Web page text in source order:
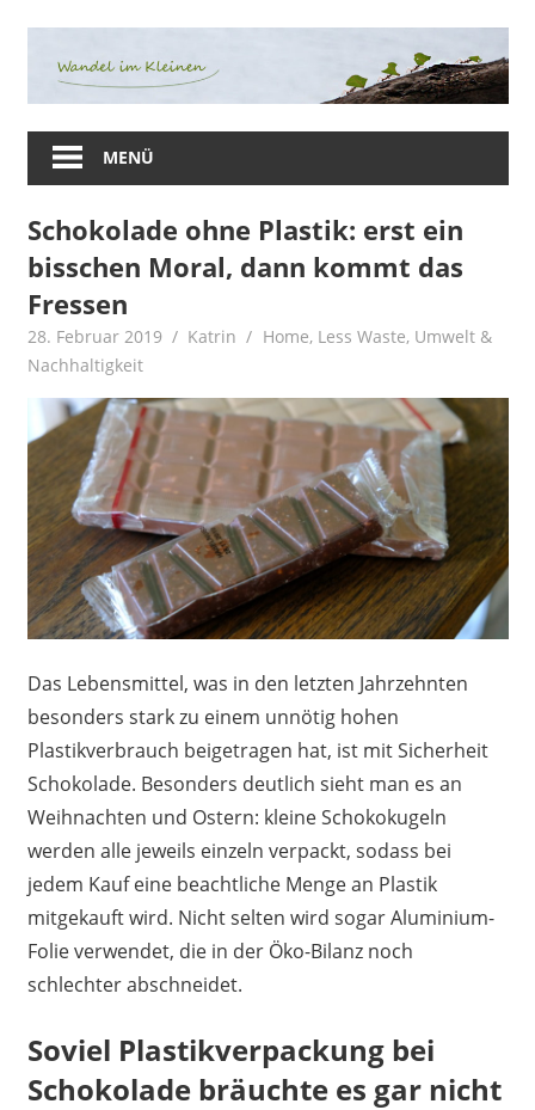
springen
Willkommen
auf
Blog
rund
um
die
Themen
Nachhaltigkeit,
Plastikverzicht,
Gesundheit
Ernährung.
MENÜ
Schokolade ohne Plastik: erst ein
bisschen Moral, dann kommt das
Fressen
28. Februar 2019 Katrin Home, Less Waste, Umwelt &
Nachhaltigkeit
Das Lebensmittel, was in den letzten Jahrzehnten
besonders stark zu einem unnötig hohen
Plastikverbrauch beigetragen hat, ist mit Sicherheit
Schokolade. Besonders deutlich sieht man es an
Weihnachten und Ostern: kleine Schokokugeln
werden alle jeweils einzeln verpackt, sodass bei
jedem Kauf eine beachtliche Menge an Plastik
mitgekauft wird. Nicht selten wird sogar Aluminium-
Folie verwendet, die in der Öko-Bilanz noch
schlechter abschneidet.
Soviel Plastikverpackung bei
Schokolade bräuchte es gar nicht